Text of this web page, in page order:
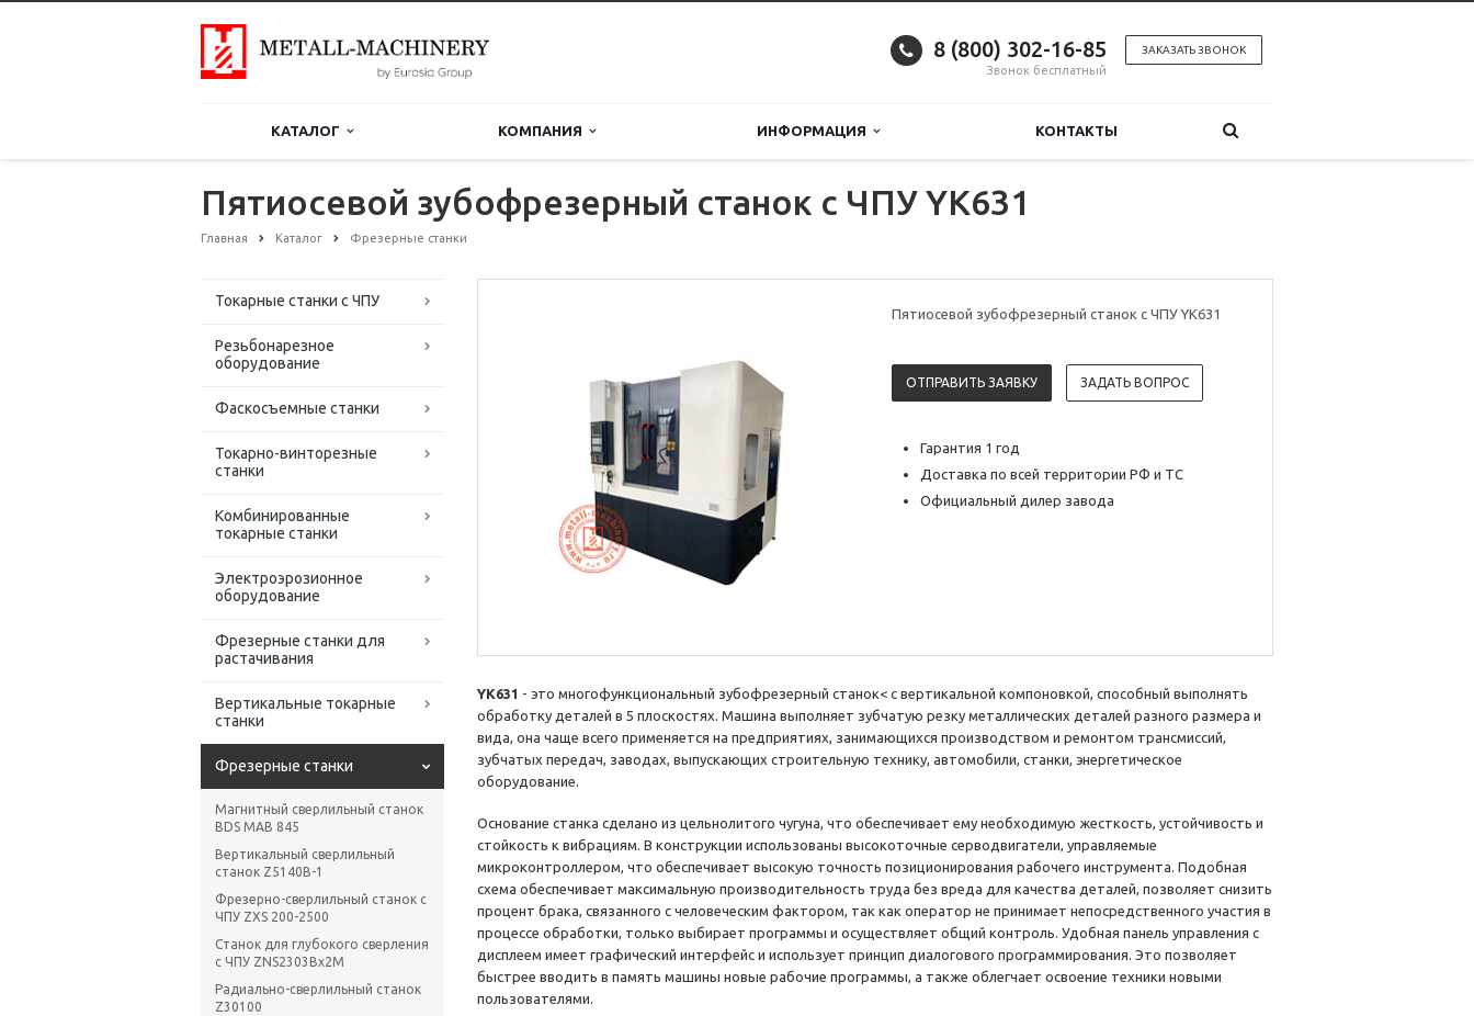
ЗАКАЗАТЬ ЗВОНОК
8 (800) 302-16-85
Звонок бесплатный
КАТАЛОГ КОМПАНИЯ ИНФОРМАЦИЯ КОНТАКТЫ
Пятиосевой зубофрезерный станок с ЧПУ YK631
Главная Каталог Фрезерные станки
Токарные станки с ЧПУ
Резьбонарезное
оборудование
Фаскосъемные станки
Токарно-винторезные
станки
Комбинированные
токарные станки
Электроэрозионное
оборудование
Фрезерные станки для
растачивания
Вертикальные токарные
станки
Фрезерные станки
Магнитный сверлильный станок
BDS MAB 845
Вертикальный сверлильный
станок Z5140B-1
Фрезерно-сверлильный станок с
ЧПУ ZXS 200-2500
Станок для глубокого сверления
с ЧПУ ZNS2303Bx2M
Радиально-сверлильный станок
Z30100
Пятиосевой зубофрезерный станок с ЧПУ YK631
ОТПРАВИТЬ ЗАЯВКУ ЗАДАТЬ ВОПРОС
Гарантия 1 год
Доставка по всей территории РФ и ТС
Официальный дилер завода
YK631 - это многофункциональный зубофрезерный станок< с вертикальной компоновкой, способный выполнять
обработку деталей в 5 плоскостях. Машина выполняет зубчатую резку металлических деталей разного размера и
вида, она чаще всего применяется на предприятиях, занимающихся производством и ремонтом трансмиссий,
зубчатых передач, заводах, выпускающих строительную технику, автомобили, станки, энергетическое
оборудование.
Основание станка сделано из цельнолитого чугуна, что обеспечивает ему необходимую жесткость, устойчивость и
стойкость к вибрациям. В конструкции использованы высокоточные серводвигатели, управляемые
микроконтроллером, что обеспечивает высокую точность позиционирования рабочего инструмента. Подобная
схема обеспечивает максимальную производительность труда без вреда для качества деталей, позволяет снизить
процент брака, связанного с человеческим фактором, так как оператор не принимает непосредственного участия в
процессе обработки, только выбирает программы и осуществляет общий контроль. Удобная панель управления с
дисплеем имеет графический интерфейс и использует принцип диалогового программирования. Это позволяет
быстрее вводить в память машины новые рабочие программы, а также облегчает освоение техники новыми
пользователями.